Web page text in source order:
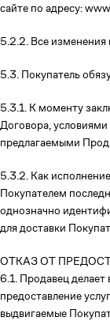
сайте по адресу:
5.2.2. Все изменения
5.3. Покупатель
5.3.1. К моменту
Договора,
предлагаемыми
5.3.2. Как
Покупателем
однозначно
для доставки
ОТКАЗ ОТ
6.1. Продавец делает
предоставление
выдвигаемые